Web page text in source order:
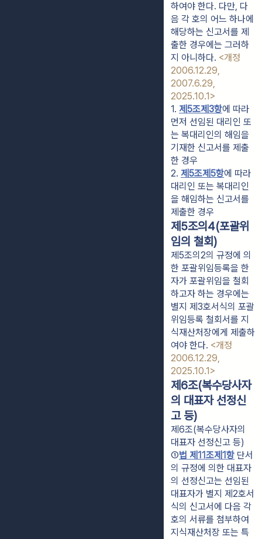
하여야 한다. 다만, 다
음 각 호의 어느 하나에
해당하는 신고서를 제
출한 경우에는 그러하
지 아니하다. <개정
2006.12.29,
2007.6.29,
2025.10.1>
1. 제5조제3항에 따라
먼저 선임된 대리인 또
는 복대리인의 해임을
기재한 신고서를 제출
한 경우
2. 제5조제5항에 따라
대리인 또는 복대리인
을 해임하는 신고서를
제출한 경우
제5조의4(포괄위
임의 철회)
제5조의2의 규정에 의
한 포괄위임등록을 한
자가 포괄위임을 철회
하고자 하는 경우에는
별지 제3호서식의 포괄
위임등록 철회서를 지
식재산처장에게 제출하
여야 한다. <개정
2006.12.29,
2025.10.1>
제6조(복수당사자
의 대표자 선정신
고 등)
제6조(복수당사자의
대표자 선정신고 등)
①법 제11조제1항 단서
의 규정에 의한 대표자
의 선정신고는 선임된
대표자가 별지 제2호서
식의 신고서에 다음 각
호의 서류를 첨부하여
지식재산처장 또는 특